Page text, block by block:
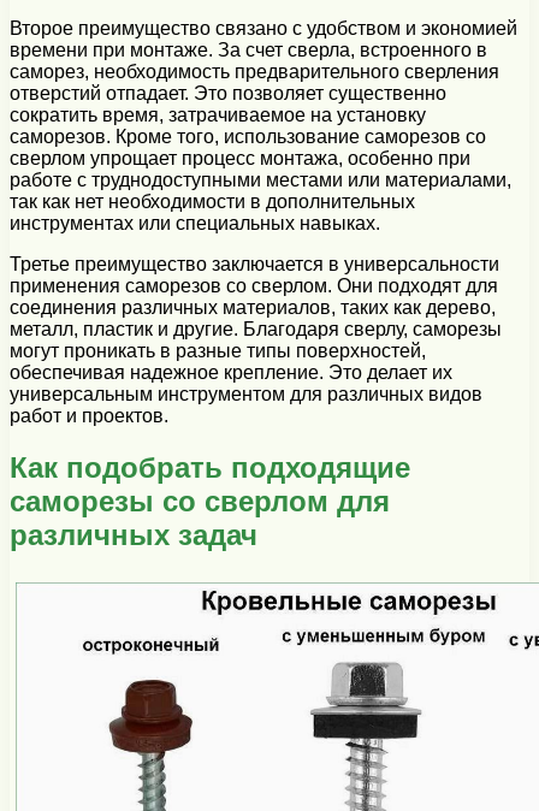
Второе преимущество связано с удобством и экономией
времени при монтаже. За счет сверла, встроенного в
саморез, необходимость предварительного сверления
отверстий отпадает. Это позволяет существенно
сократить время, затрачиваемое на установку
саморезов. Кроме того, использование саморезов со
сверлом упрощает процесс монтажа, особенно при
работе с труднодоступными местами или материалами,
так как нет необходимости в дополнительных
инструментах или специальных навыках.
Третье преимущество заключается в универсальности
применения саморезов со сверлом. Они подходят для
соединения различных материалов, таких как дерево,
металл, пластик и другие. Благодаря сверлу, саморезы
могут проникать в разные типы поверхностей,
обеспечивая надежное крепление. Это делает их
универсальным инструментом для различных видов
работ и проектов.
Как подобрать подходящие
саморезы со сверлом для
различных задач